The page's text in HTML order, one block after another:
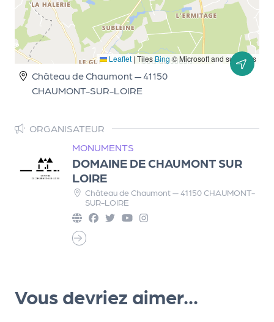
Leaflet | TilesBing© Microsoft and suppliers
Château de Chaumont — 41150
CHAUMONT-SUR-LOIRE
ORGANISATEUR
MONUMENTS
DOMAINE DE CHAUMONT SUR
LOIRE
Château de Chaumont — 41150 CHAUMONT-
SUR-LOIRE
Vous devriez aimer...
e
u
r
r
p
o
n